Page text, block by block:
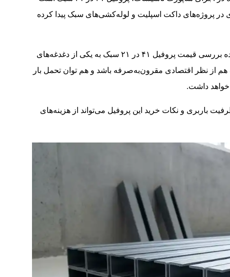
پروژه‌های داکت اسپلیت و لوله‌کشی‌های سبک پیدا کرده
از طرفی، نوسانات بازار فولاد و تفاوت کیفیت تولیدکنندگان باعث شده بررسی قیمت پروفیل ۴۱ در ۲۱ سبک به یکی از دغدغه‌های
از نظر اقتصادی مقرون‌به‌صرفه باشد و هم توان تحمل بار
خواهد داشت.
باربری و نکات خرید این پروفیل می‌تواند از هزینه‌های